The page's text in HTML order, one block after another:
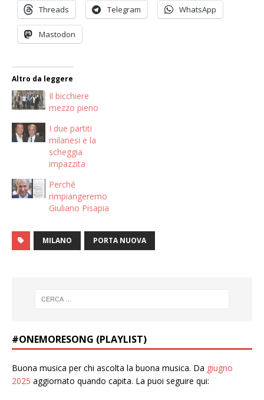
Threads Telegram WhatsApp
Mastodon
Altro da leggere
Il bicchiere
mezzo pieno
I due partiti
milanesi e la
scheggia
impazzita
Perché
rimpiangeremo
Giuliano Pisapia
MILANO PORTA NUOVA
#ONEMORESONG (PLAYLIST)
Buona musica per chi ascolta la buona musica. Da giugno
2025 aggiornato quando capita. La puoi seguire qui: